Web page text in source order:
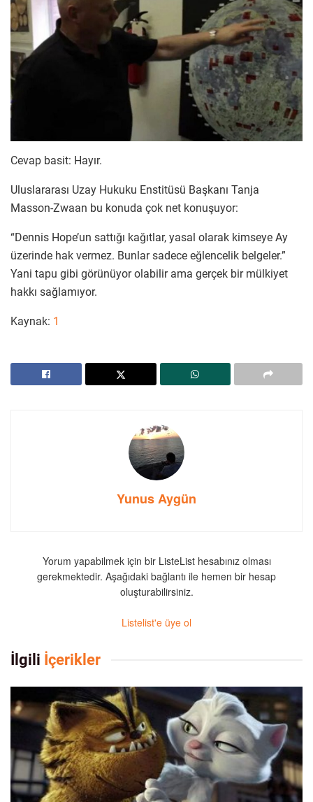
Cevap basit: Hayır.
Uluslararası Uzay Hukuku Enstitüsü Başkanı Tanja
Masson-Zwaan bu konuda çok net konuşuyor:
“Dennis Hope’un sattığı kağıtlar, yasal olarak kimseye Ay
üzerinde hak vermez. Bunlar sadece eğlencelik belgeler.”
Yani tapu gibi görünüyor olabilir ama gerçek bir mülkiyet
hakkı sağlamıyor.
Kaynak: 1
Yunus Aygün
Yorum yapabilmek için bir ListeList hesabınız olması
gerekmektedir. Aşağıdaki bağlantı ile hemen bir hesap
oluşturabilirsiniz.
Listelist'e üye ol
İlgili İçerikler